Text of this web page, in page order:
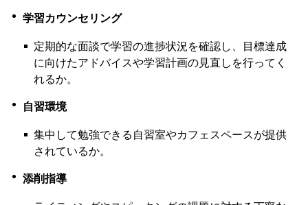
学習カウンセリング
定期的な面談で学習の進捗状況を確認し、目標達成
に向けたアドバイスや学習計画の見直しを行ってく
れるか。
自習環境
集中して勉強できる自習室やカフェスペースが提供
されているか。
添削指導